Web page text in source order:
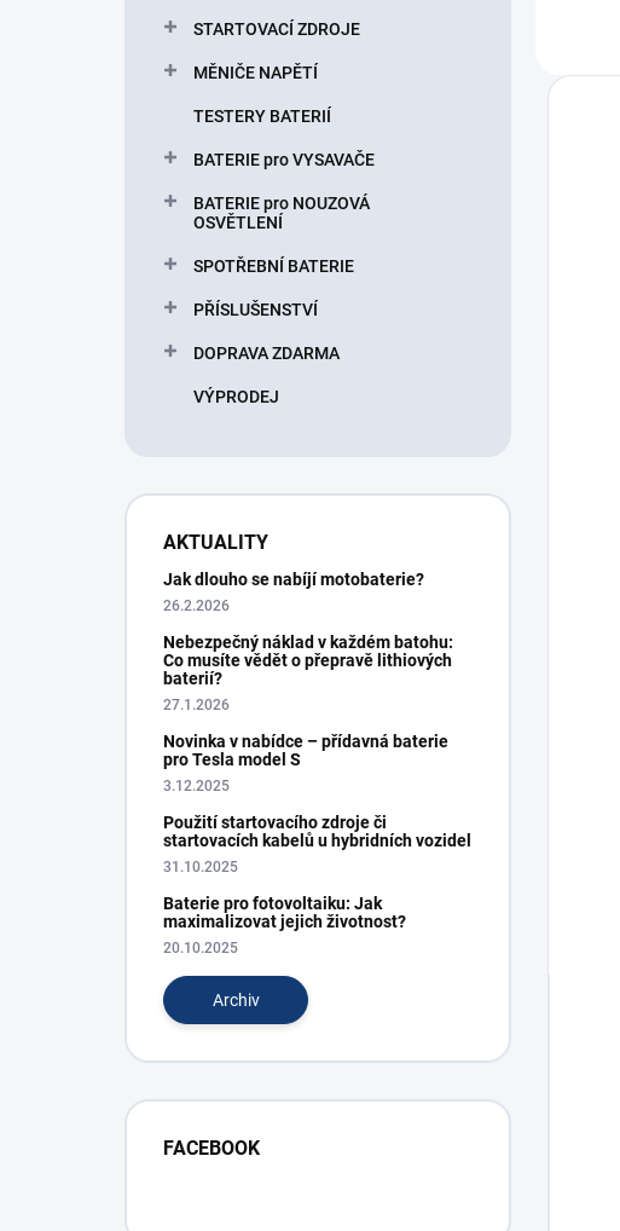
STARTOVACÍ ZDROJE
MĚNIČE NAPĚTÍ
TESTERY BATERIÍ
BATERIE pro VYSAVAČE
BATERIE pro NOUZOVÁ
OSVĚTLENÍ
SPOTŘEBNÍ BATERIE
PŘÍSLUŠENSTVÍ
DOPRAVA ZDARMA
VÝPRODEJ
AKTUALITY
Jak dlouho se nabíjí motobaterie?
26.2.2026
Nebezpečný náklad v každém batohu:
Co musíte vědět o přepravě lithiových
baterií?
27.1.2026
Novinka v nabídce – přídavná baterie
pro Tesla model S
3.12.2025
Použití startovacího zdroje či
startovacích kabelů u hybridních vozidel
31.10.2025
Baterie pro fotovoltaiku: Jak
maximalizovat jejich životnost?
20.10.2025
Archiv
FACEBOOK